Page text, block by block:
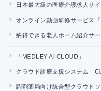
日本最大級の医療介護求人サ
オンライン動画研修サービス
納得できる老人ホーム紹介サー
「MEDLEY AI CLOUD」
クラウド診療支援システム「
調剤薬局向け統合型クラウド